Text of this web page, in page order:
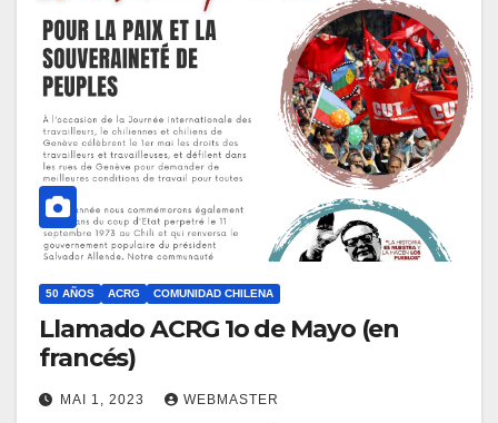
50 AÑOS ACRG COMUNIDAD CHILENA
Llamado ACRG 1o de Mayo (en
francés)
MAI 1, 2023 WEBMASTER